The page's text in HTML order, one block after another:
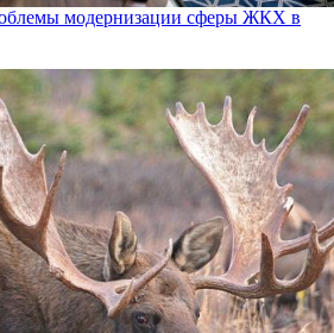
модернизации сферы ЖКХ в